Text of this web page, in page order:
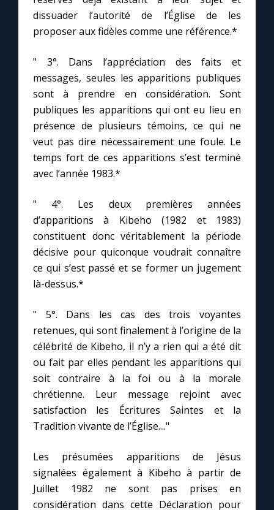
dissuader l’autorité de l’Église de les
proposer aux fidèles comme une référence.*
" 3°. Dans l’appréciation des faits et
messages, seules les apparitions publiques
sont à prendre en considération. Sont
publiques les apparitions qui ont eu lieu en
présence de plusieurs témoins, ce qui ne
veut pas dire nécessairement une foule. Le
temps fort de ces apparitions s’est terminé
avec l’année 1983.*
" 4°. Les deux premières années
d’apparitions à Kibeho (1982 et 1983)
constituent donc véritablement la période
décisive pour quiconque voudrait connaître
ce qui s’est passé et se former un jugement
là-dessus.*
" 5°. Dans les cas des trois voyantes
retenues, qui sont finalement à l’origine de la
célébrité de Kibeho, il n’y a rien qui a été dit
ou fait par elles pendant les apparitions qui
soit contraire à la foi ou à la morale
chrétienne. Leur message rejoint avec
satisfaction les Écritures Saintes et la
Tradition vivante de l’Église...."
Les présumées apparitions de Jésus
signalées également à Kibeho à partir de
Juillet 1982 ne sont pas prises en
considération dans cette Déclaration pour